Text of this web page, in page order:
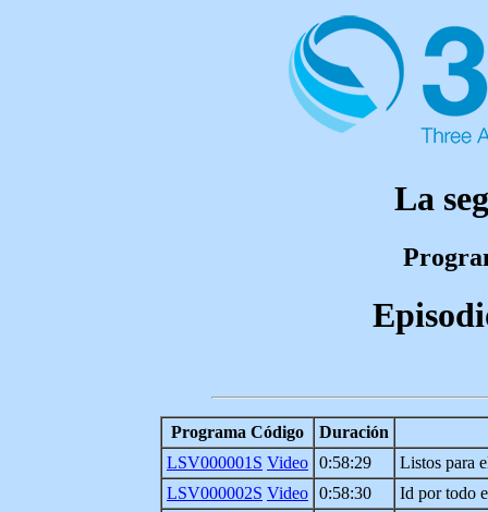
La
Programa Código
Duración
LSV000001S Video 0:58:29
Listos para
LSV000002S Video 0:58:30
Id por todo